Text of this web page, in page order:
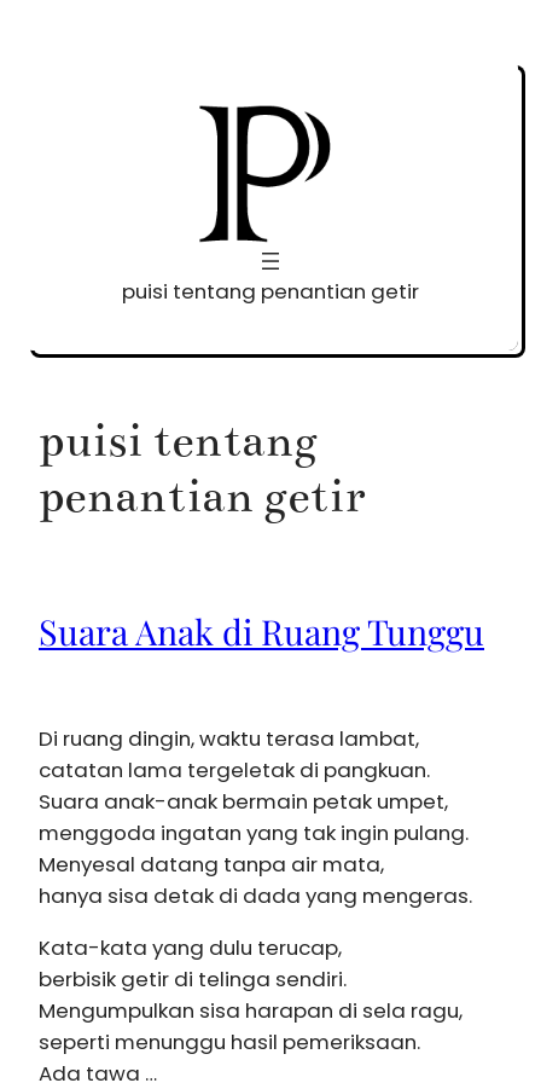
puisi tentang penantian getir
puisi tentang
penantian getir
Suara Anak di Ruang Tunggu
Di ruang dingin, waktu terasa lambat,
catatan lama tergeletak di pangkuan.
Suara anak-anak bermain petak umpet,
menggoda ingatan yang tak ingin pulang.
Menyesal datang tanpa air mata,
hanya sisa detak di dada yang mengeras.
Kata-kata yang dulu terucap,
berbisik getir di telinga sendiri.
Mengumpulkan sisa harapan di sela ragu,
seperti menunggu hasil pemeriksaan.
Ada tawa …